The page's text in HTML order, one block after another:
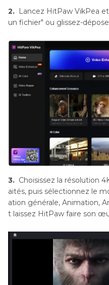
2.
Lancez HitPaw VikPea
un fichier" ou glissez-
3. Choisissez la résolution
aités, puis sélectionnez le
ation générale, Animation,
t laissez HitPaw faire son